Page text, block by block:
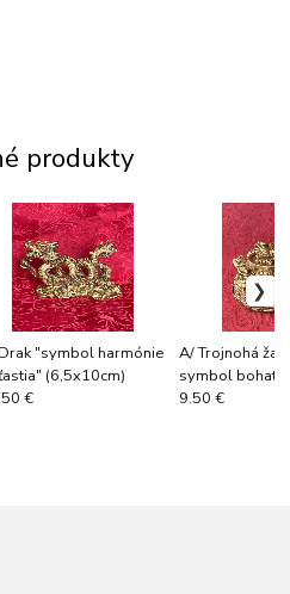
produkty
"symbol harmónie
(6,5x10cm)
€
A/ Trojnohá
symbol
šťastia"
9.50 €